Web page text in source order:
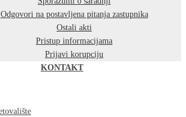
Odgovori na postavljena pitanja zastupnika
Ostali akti
Pristup informacijama
Prijavi korupciju
KONTAKT